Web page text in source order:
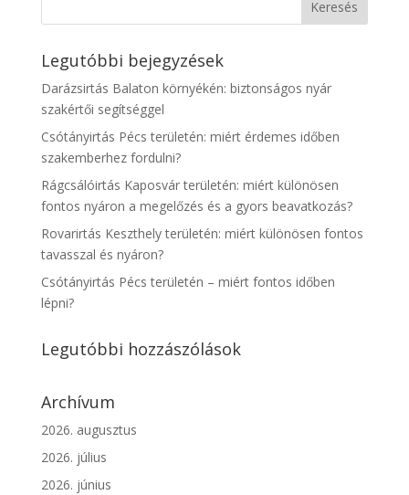
Legutóbbi bejegyzések
Darázsirtás Balaton környékén: biztonságos nyár
szakértői segítséggel
Csótányirtás Pécs területén: miért érdemes időben
szakemberhez fordulni?
Rágcsálóirtás Kaposvár területén: miért különösen
fontos nyáron a megelőzés és a gyors beavatkozás?
Rovarirtás Keszthely területén: miért különösen fontos
tavasszal és nyáron?
Csótányirtás Pécs területén – miért fontos időben
lépni?
Legutóbbi hozzászólások
Archívum
2026. augusztus
2026. július
2026. június